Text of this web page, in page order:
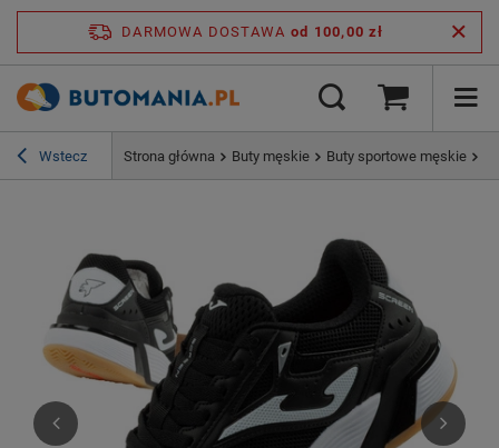
DARMOWA DOSTAWA od 100,00 zł
Wstecz Strona główna Buty męskie Buty sportowe męskie